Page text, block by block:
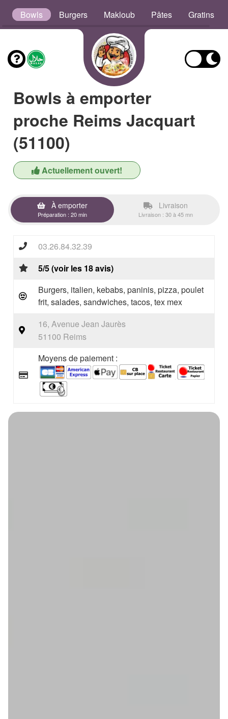
Bowls Burgers Makloub Pâtes Gratins
Bowls à emporter
proche Reims Jacquart
(51100)
Actuellement ouvert!
À emporter
Préparation : 20 min
Livraison
Livraison : 30 à 45 mn
03.26.84.32.39
5/5 (voir les 18 avis)
Burgers, italien, kebabs, paninis, pizza, poulet
frit, salades, sandwiches, tacos, tex mex
16, Avenue Jean Jaurès
51100 Reims
Moyens de paiement :